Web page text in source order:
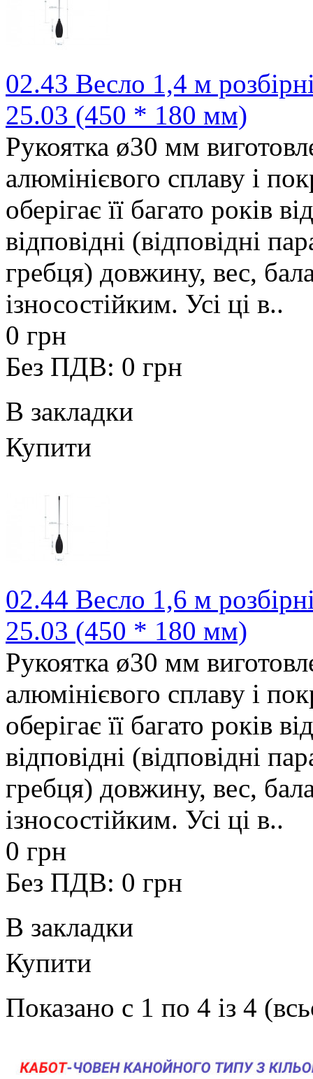
02.43 Весло 1,4 м
25.03 (450 * 180 мм)
Рукоятка ø30 мм
алюмінієвого сплаву і
оберігає її багато років
відповідні (відповідні
гребця) довжину, вес,
ізносостійким. Усі ці в..
0 грн
Без ПДВ: 0 грн
В закладки
Купити
02.44 Весло 1,6 м
25.03 (450 * 180 мм)
Рукоятка ø30 мм
алюмінієвого сплаву і
оберігає її багато років
відповідні (відповідні
гребця) довжину, вес,
ізносостійким. Усі ці в..
0 грн
Без ПДВ: 0 грн
В закладки
Купити
Показано с 1 по 4 із 4